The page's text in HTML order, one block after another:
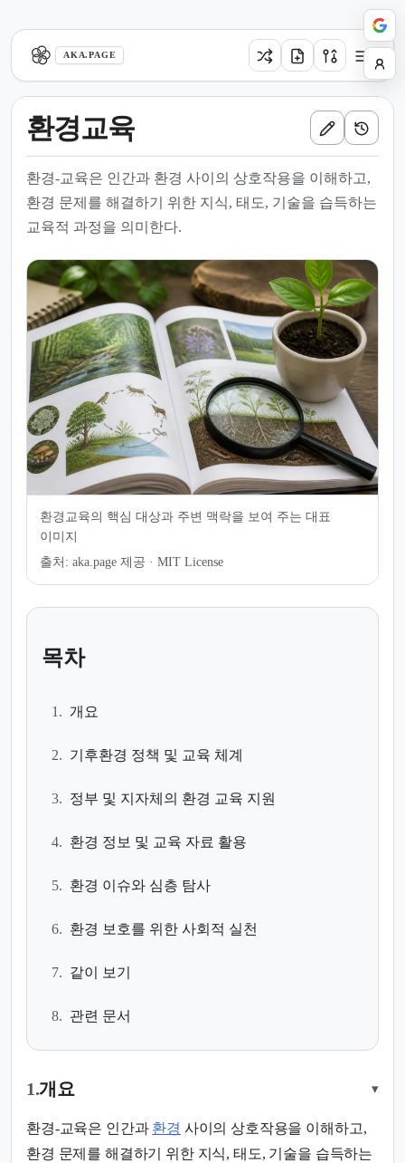
AKA.PAGE
환경교육
환경-교육은 인간과 환경 사이의 상호작용을 이해하고,
환경 문제를 해결하기 위한 지식, 태도, 기술을 습득하는
교육적 과정을 의미한다.
환경교육의 핵심 대상과 주변 맥락을 보여 주는 대표
이미지
출처: aka.page 제공 · MIT License
목차
1. 개요
2. 기후환경 정책 및 교육 체계
3. 정부 및 지자체의 환경 교육 지원
4. 환경 정보 및 교육 자료 활용
5. 환경 이슈와 심층 탐사
6. 환경 보호를 위한 사회적 실천
7. 같이 보기
8. 관련 문서
1.개요 ▾
환경-교육은 인간과 환경 사이의 상호작용을 이해하고,
환경 문제를 해결하기 위한 지식, 태도, 기술을 습득하는